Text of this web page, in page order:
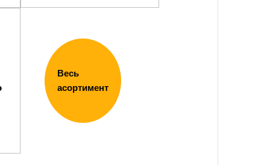
Весь
асортимент